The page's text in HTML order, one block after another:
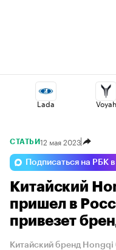
Lada Voyah
Omoda
Changan Geely
СТАТЬИ12 мая 2023
Подписаться на РБК
Китайский
пришел в
привезет
Китайский бренд